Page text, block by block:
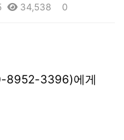
34,538 0
8952-3396)에게